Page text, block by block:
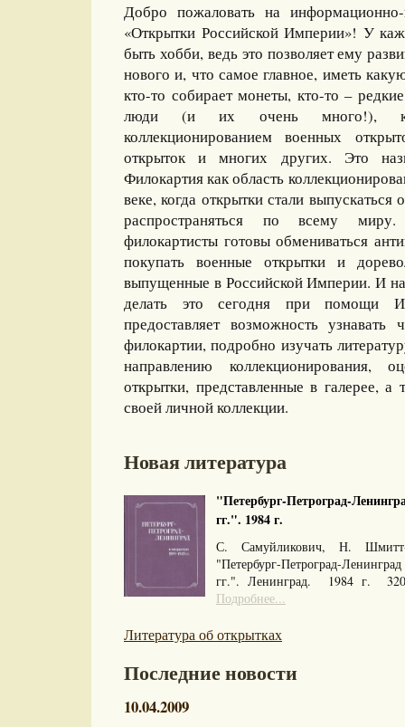
Добро пожаловать на информационно-
«Открытки Российской Империи»! У
быть хобби, ведь это позволяет ему
нового и, что самое главное, иметь
кто-то собирает монеты, кто-то –
люди (и их очень много!),
коллекционированием военных
открыток и многих других. Это
Филокартия как область
веке, когда открытки стали
распространяться по всему
филокартисты готовы обмениваться
покупать военные открытки и
выпущенные в Российской Империи. И
делать это сегодня при помощи
предоставляет возможность
филокартии, подробно изучать
направлению коллекционирования,
открытки, представленные в галерее, а
своей личной коллекции.
Новая литература
"Петербург-Петроград-
гг.". 1984 г.
С. Самуйликович, Н.
"Петербург-Петроград-
гг.". Ленинград. 1984 г.
Подробнее...
Литература об открытках
Последние новости
10.04.2009